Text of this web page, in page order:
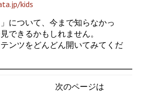
kids
について、今まで知らなかっ
できるかもしれません。
ンツをどんどん開いてみてくだ
次のページは